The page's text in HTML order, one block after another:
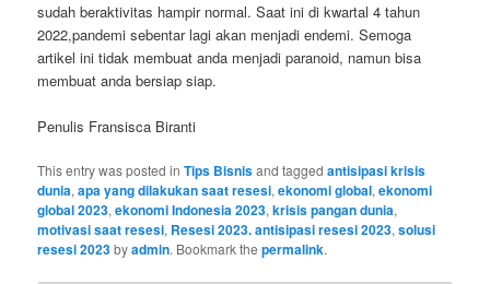
sudah beraktivitas hampir normal. Saat ini di kwartal 4 tahun
2022,pandemi sebentar lagi akan menjadi endemi. Semoga
artikel ini tidak membuat anda menjadi paranoid, namun bisa
membuat anda bersiap siap.
Penulis Fransisca Biranti
This entry was posted inTips Bisnisand taggedantisipasi krisis
dunia,apa yang dilakukan saat resesi,ekonomi global,ekonomi
global 2023,ekonomi Indonesia 2023,krisis pangan dunia,
motivasi saat resesi, Resesi 2023. antisipasi resesi 2023,solusi
resesi 2023byadmin. Bookmark thepermalink.